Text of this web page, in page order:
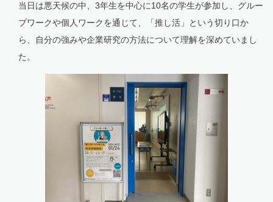
当日は悪天候の中、3年生を中心に10名の学生が参加し、グルー
プワークや個人ワークを通じて、「推し活」という切り口か
ら、自分の強みや企業研究の方法について理解を深めていまし
た。